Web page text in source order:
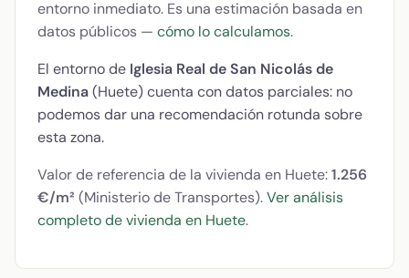
entorno inmediato. Es una estimación basada en
datos públicos — cómo lo calculamos.
El entorno de Iglesia Real de San Nicolás de
Medina(Huete) cuenta con datos parciales: no
podemos dar una recomendación rotunda sobre
esta zona.
Valor de referencia de la vivienda en Huete:1.256
€/m² (Ministerio de Transportes).Ver análisis
completo de vivienda en Huete.